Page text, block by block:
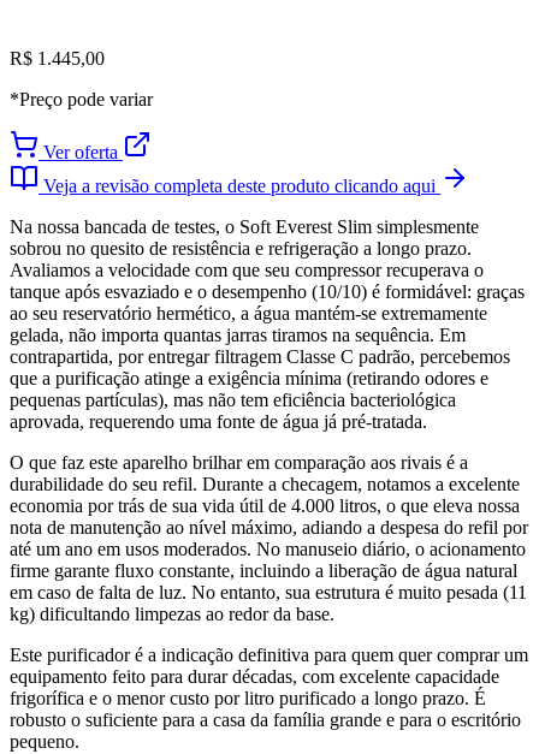
R$ 1.445,00
*Preço pode variar
Ver oferta
Veja a revisão completa deste produto clicando aqui
Na nossa bancada de testes, o Soft Everest Slim simplesmente
sobrou no quesito de resistência e refrigeração a longo prazo.
Avaliamos a velocidade com que seu compressor recuperava o
tanque após esvaziado e o desempenho (10/10) é formidável: graças
ao seu reservatório hermético, a água mantém-se extremamente
gelada, não importa quantas jarras tiramos na sequência. Em
contrapartida, por entregar filtragem Classe C padrão, percebemos
que a purificação atinge a exigência mínima (retirando odores e
pequenas partículas), mas não tem eficiência bacteriológica
aprovada, requerendo uma fonte de água já pré-tratada.
O que faz este aparelho brilhar em comparação aos rivais é a
durabilidade do seu refil. Durante a checagem, notamos a excelente
economia por trás de sua vida útil de 4.000 litros, o que eleva nossa
nota de manutenção ao nível máximo, adiando a despesa do refil por
até um ano em usos moderados. No manuseio diário, o acionamento
firme garante fluxo constante, incluindo a liberação de água natural
em caso de falta de luz. No entanto, sua estrutura é muito pesada (11
kg) dificultando limpezas ao redor da base.
Este purificador é a indicação definitiva para quem quer comprar um
equipamento feito para durar décadas, com excelente capacidade
frigorífica e o menor custo por litro purificado a longo prazo. É
robusto o suficiente para a casa da família grande e para o escritório
pequeno.